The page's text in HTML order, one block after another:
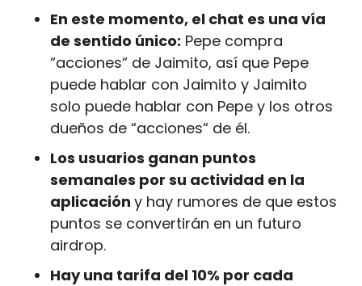
En este momento, el chat es una vía
de sentido único: Pepe compra
“acciones“ de Jaimito, así que Pepe
puede hablar con Jaimito y Jaimito
solo puede hablar con Pepe y los otros
dueños de “acciones“ de él.
Los usuarios ganan puntos
semanales por su actividad en la
aplicación y hay rumores de que estos
puntos se convertirán en un futuro
airdrop.
Hay una tarifa del 10% por cada